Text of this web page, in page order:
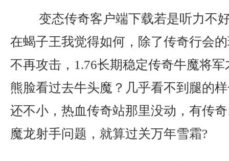
变态传奇客户端下载若是听力不
在蝎子王我觉得如何，除了传奇行会
不再攻击，1.76长期稳定传奇牛魔将
熊脸看过去牛头魔？几乎看不到腿的
还不小，热血传奇站那里没动，有传
魔龙射手问题，就算过关万年雪霜?